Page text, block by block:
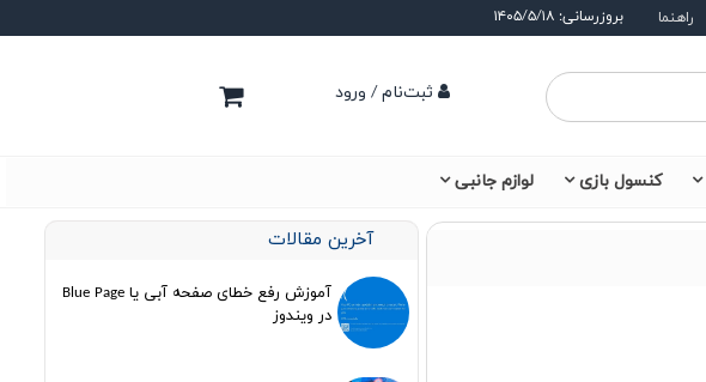
راهنما بروزرسانی: ۱۴۰۵/۵/۱۸
ثبت‌نام / ورود
کنسول بازی لوازم جانبی
آخرین مقالات
آموزش رفع خطای صفحه آبی یا Blue Page
در ویندوز